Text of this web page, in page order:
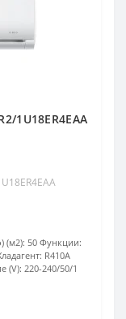
1U18ER4EAA
(м2): 50 Функции:
R410А
(V): 220-240/50/1